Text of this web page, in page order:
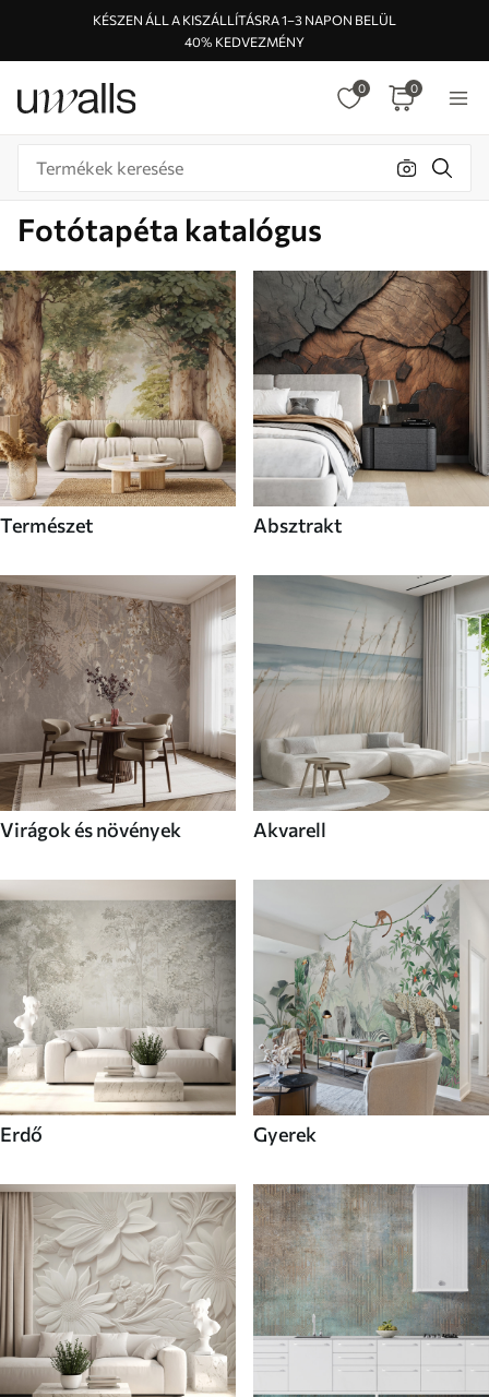
KÉSZEN ÁLL A KISZÁLLÍTÁSRA 1–3 NAPON BELÜL
40% KEDVEZMÉNY
0 0
Fotótapéta katalógus
Természet Absztrakt
Virágok és növények Akvarell
Erdő Gyerek